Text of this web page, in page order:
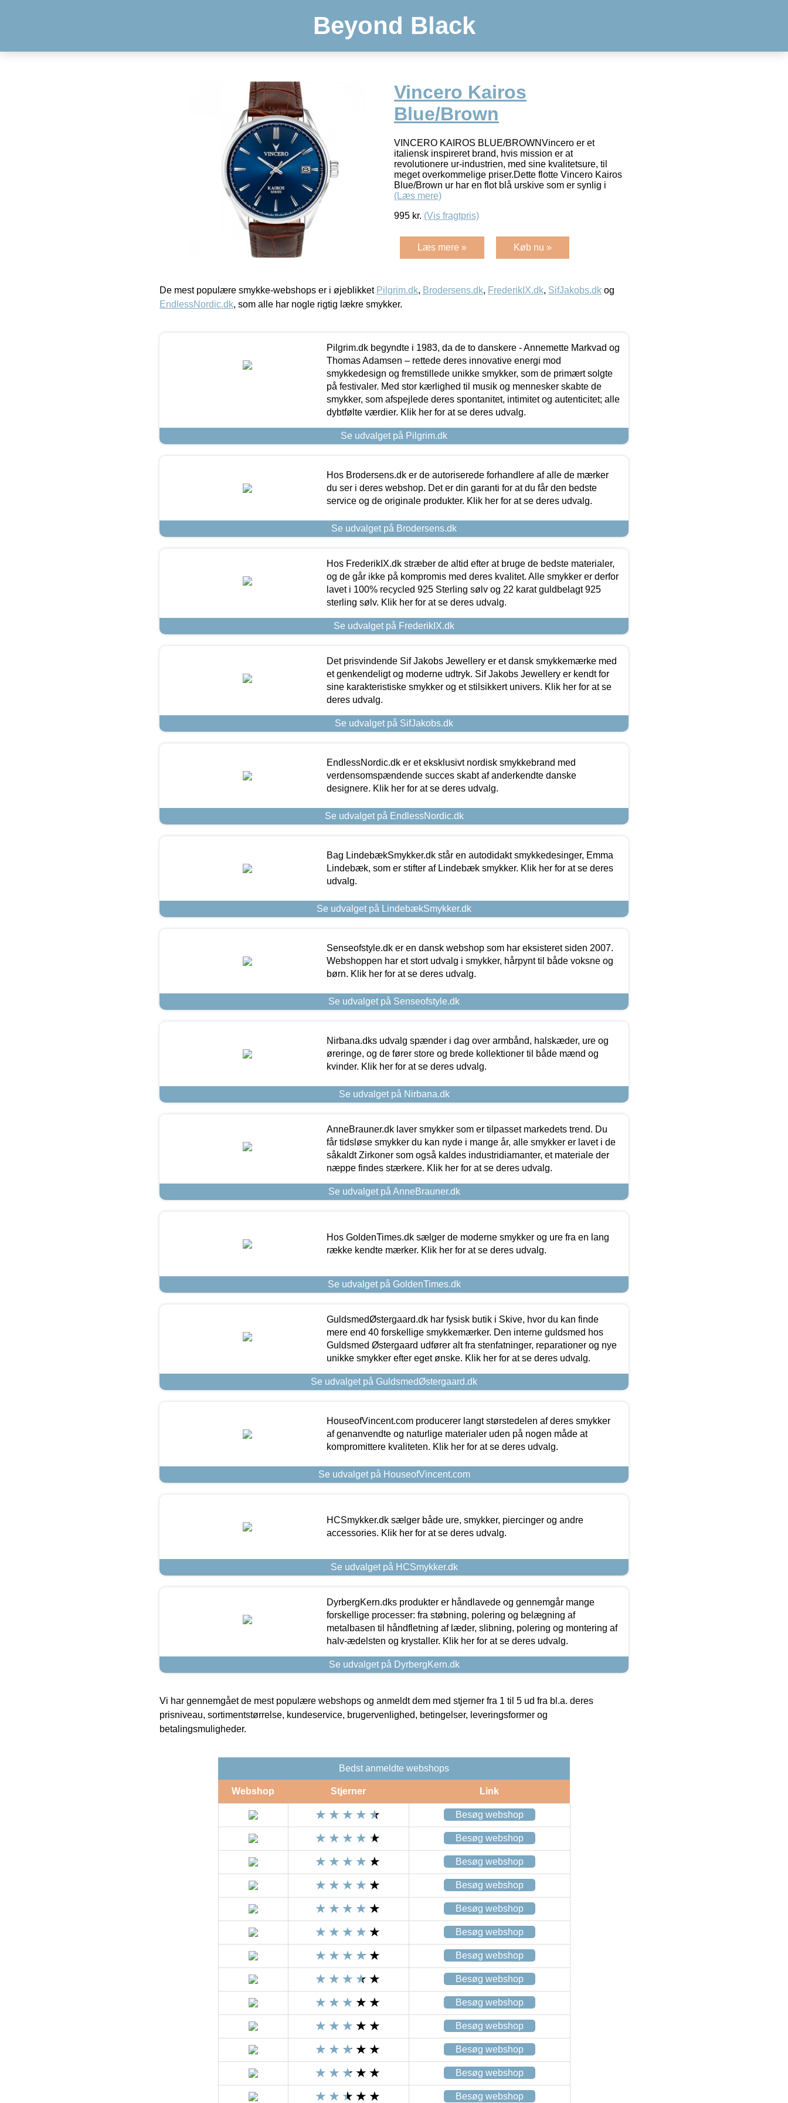
Beyond Black
Vincero Kairos
Blue/Brown
VINCERO KAIROS BLUE/BROWNVincero er et
italiensk inspireret brand, hvis mission er at
revolutionere ur-industrien, med sine kvalitetsure, til
meget overkommelige priser.Dette flotte Vincero Kairos
Blue/Brown ur har en flot blå urskive som er synlig i
(Læs mere)
995 kr. (Vis fragtpris)
Læs mere » Køb nu »
De mest populære smykke-webshops er i øjeblikket Pilgrim.dk, Brodersens.dk, FrederikIX.dk, SifJakobs.dk og
EndlessNordic.dk, som alle har nogle rigtig lækre smykker.
Pilgrim.dk begyndte i 1983, da de to danskere - Annemette Markvad og
Thomas Adamsen – rettede deres innovative energi mod
smykkedesign og fremstillede unikke smykker, som de primært solgte
på festivaler. Med stor kærlighed til musik og mennesker skabte de
smykker, som afspejlede deres spontanitet, intimitet og autenticitet; alle
dybtfølte værdier. Klik her for at se deres udvalg.
Se udvalget på Pilgrim.dk
Hos Brodersens.dk er de autoriserede forhandlere af alle de mærker
du ser i deres webshop. Det er din garanti for at du får den bedste
service og de originale produkter. Klik her for at se deres udvalg.
Se udvalget på Brodersens.dk
Hos FrederikIX.dk stræber de altid efter at bruge de bedste materialer,
og de går ikke på kompromis med deres kvalitet. Alle smykker er derfor
lavet i 100% recycled 925 Sterling sølv og 22 karat guldbelagt 925
sterling sølv. Klik her for at se deres udvalg.
Se udvalget på FrederikIX.dk
Det prisvindende Sif Jakobs Jewellery er et dansk smykkemærke med
et genkendeligt og moderne udtryk. Sif Jakobs Jewellery er kendt for
sine karakteristiske smykker og et stilsikkert univers. Klik her for at se
deres udvalg.
Se udvalget på SifJakobs.dk
EndlessNordic.dk er et eksklusivt nordisk smykkebrand med
verdensomspændende succes skabt af anderkendte danske
designere. Klik her for at se deres udvalg.
Se udvalget på EndlessNordic.dk
Bag LindebækSmykker.dk står en autodidakt smykkedesinger, Emma
Lindebæk, som er stifter af Lindebæk smykker. Klik her for at se deres
udvalg.
Se udvalget på LindebækSmykker.dk
Senseofstyle.dk er en dansk webshop som har eksisteret siden 2007.
Webshoppen har et stort udvalg i smykker, hårpynt til både voksne og
børn. Klik her for at se deres udvalg.
Se udvalget på Senseofstyle.dk
Nirbana.dks udvalg spænder i dag over armbånd, halskæder, ure og
øreringe, og de fører store og brede kollektioner til både mænd og
kvinder. Klik her for at se deres udvalg.
Se udvalget på Nirbana.dk
AnneBrauner.dk laver smykker som er tilpasset markedets trend. Du
får tidsløse smykker du kan nyde i mange år, alle smykker er lavet i de
såkaldt Zirkoner som også kaldes industridiamanter, et materiale der
næppe findes stærkere. Klik her for at se deres udvalg.
Se udvalget på AnneBrauner.dk
Hos GoldenTimes.dk sælger de moderne smykker og ure fra en lang
række kendte mærker. Klik her for at se deres udvalg.
Se udvalget på GoldenTimes.dk
GuldsmedØstergaard.dk har fysisk butik i Skive, hvor du kan finde
mere end 40 forskellige smykkemærker. Den interne guldsmed hos
Guldsmed Østergaard udfører alt fra stenfatninger, reparationer og nye
unikke smykker efter eget ønske. Klik her for at se deres udvalg.
Se udvalget på GuldsmedØstergaard.dk
HouseofVincent.com producerer langt størstedelen af deres smykker
af genanvendte og naturlige materialer uden på nogen måde at
kompromittere kvaliteten. Klik her for at se deres udvalg.
Se udvalget på HouseofVincent.com
HCSmykker.dk sælger både ure, smykker, piercinger og andre
accessories. Klik her for at se deres udvalg.
Se udvalget på HCSmykker.dk
DyrbergKern.dks produkter er håndlavede og gennemgår mange
forskellige processer: fra støbning, polering og belægning af
metalbasen til håndfletning af læder, slibning, polering og montering af
halv-ædelsten og krystaller. Klik her for at se deres udvalg.
Se udvalget på DyrbergKern.dk
Vi har gennemgået de mest populære webshops og anmeldt dem med stjerner fra 1 til 5 ud fra bl.a. deres
prisniveau, sortimentstørrelse, kundeservice, brugervenlighed, betingelser, leveringsformer og
betalingsmuligheder.
Bedst anmeldte webshops
Webshop Stjerner Link
Besøg webshop
Besøg webshop
Besøg webshop
Besøg webshop
Besøg webshop
Besøg webshop
Besøg webshop
Besøg webshop
Besøg webshop
Besøg webshop
Besøg webshop
Besøg webshop
Besøg webshop